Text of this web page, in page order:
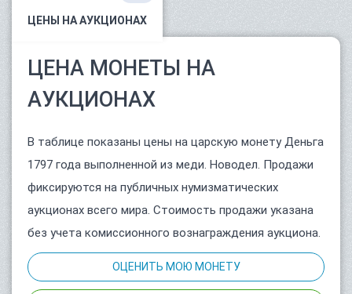
ЦЕНЫ НА АУКЦИОНАХ
ЦЕНА МОНЕТЫ НА
АУКЦИОНАХ
В таблице показаны цены на царскую монету Деньга
1797 года выполненной из меди. Новодел. Продажи
фиксируются на публичных нумизматических
аукционах всего мира. Стоимость продажи указана
без учета комиссионного вознаграждения аукциона.
ОЦЕНИТЬ МОЮ МОНЕТУ